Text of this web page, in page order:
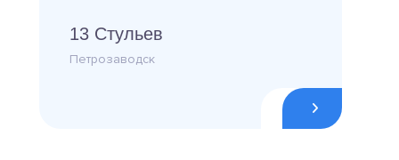
13 Стульев
Петрозаводск